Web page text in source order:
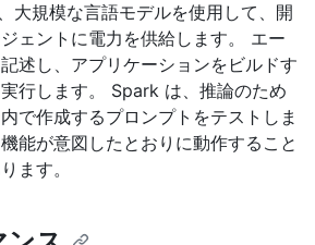
大規模な言語モデルを使用して、開
ェントに電力を供給します。 エー
述し、アプリケーションをビルドす
行します。 Spark は、推論のため
で作成するプロンプトをテストしま
能が意図したとおりに動作すること
ます。